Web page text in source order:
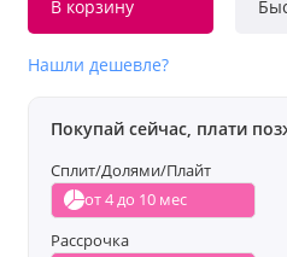
В корзину
Нашли дешевле?
Покупай сейчас, плати
Сплит/Долями/Плайт
от 4 до 10 мес
Рассрочка